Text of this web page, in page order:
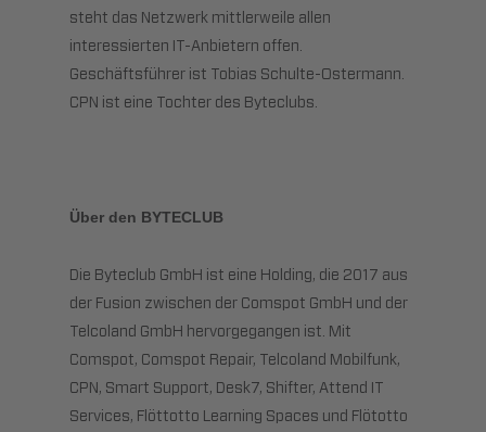
steht das Netzwerk mittlerweile allen
interessierten IT-Anbietern offen.
Geschäftsführer ist Tobias Schulte-Ostermann.
CPN ist eine Tochter des Byteclubs.
Über den BYTECLUB
Die Byteclub GmbH ist eine Holding, die 2017 aus
der Fusion zwischen der Comspot GmbH und der
Telcoland GmbH hervorgegangen ist. Mit
Comspot, Comspot Repair, Telcoland Mobilfunk,
CPN, Smart Support, Desk7, Shifter, Attend IT
Services, Flöttotto Learning Spaces und Flötotto